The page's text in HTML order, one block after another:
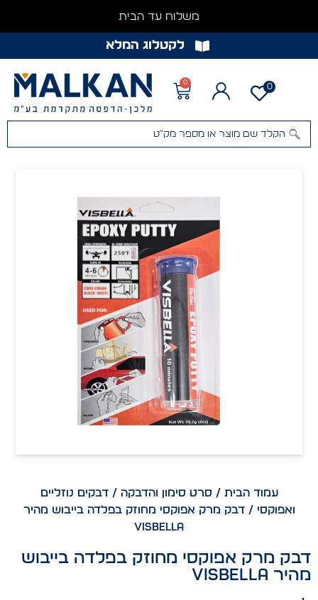
משלוח עד הבית
לקטלוג המלא
0
0
עמוד הבית/ סרט סימון והדבקה/ דבקים נוזליים
ואפוקסי/ דבק מרק אפוקסי מחוזק בפלדה בייבוש מהיר
VISBELLA
דבק מרק אפוקסי מחוזק בפלדה בייבוש
מהיר VISBELLA